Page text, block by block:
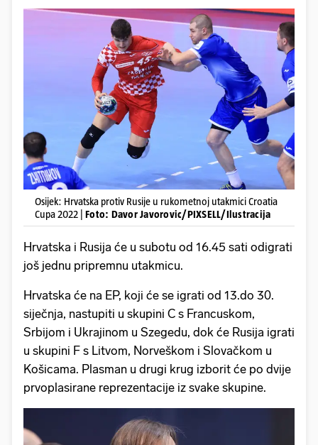
Osijek: Hrvatska protiv Rusije u rukometnoj utakmici Croatia
Cupa 2022 | Foto: Davor Javorovic/PIXSELL/Ilustracija
Hrvatska i Rusija će u subotu od 16.45 sati odigrati
još jednu pripremnu utakmicu.
Hrvatska će na EP, koji će se igrati od 13.do 30.
siječnja, nastupiti u skupini C s Francuskom,
Srbijom i Ukrajinom u Szegedu, dok će Rusija igrati
u skupini F s Litvom, Norveškom i Slovačkom u
Košicama. Plasman u drugi krug izborit će po dvije
prvoplasirane reprezentacije iz svake skupine.